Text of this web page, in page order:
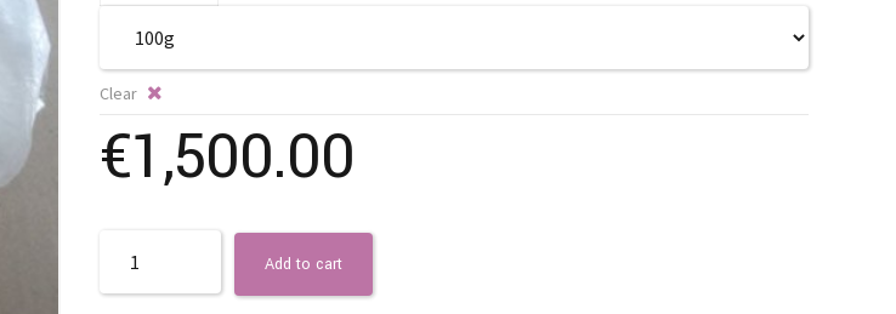
€7,900.00
Clear
€1,500.00
Add to cart